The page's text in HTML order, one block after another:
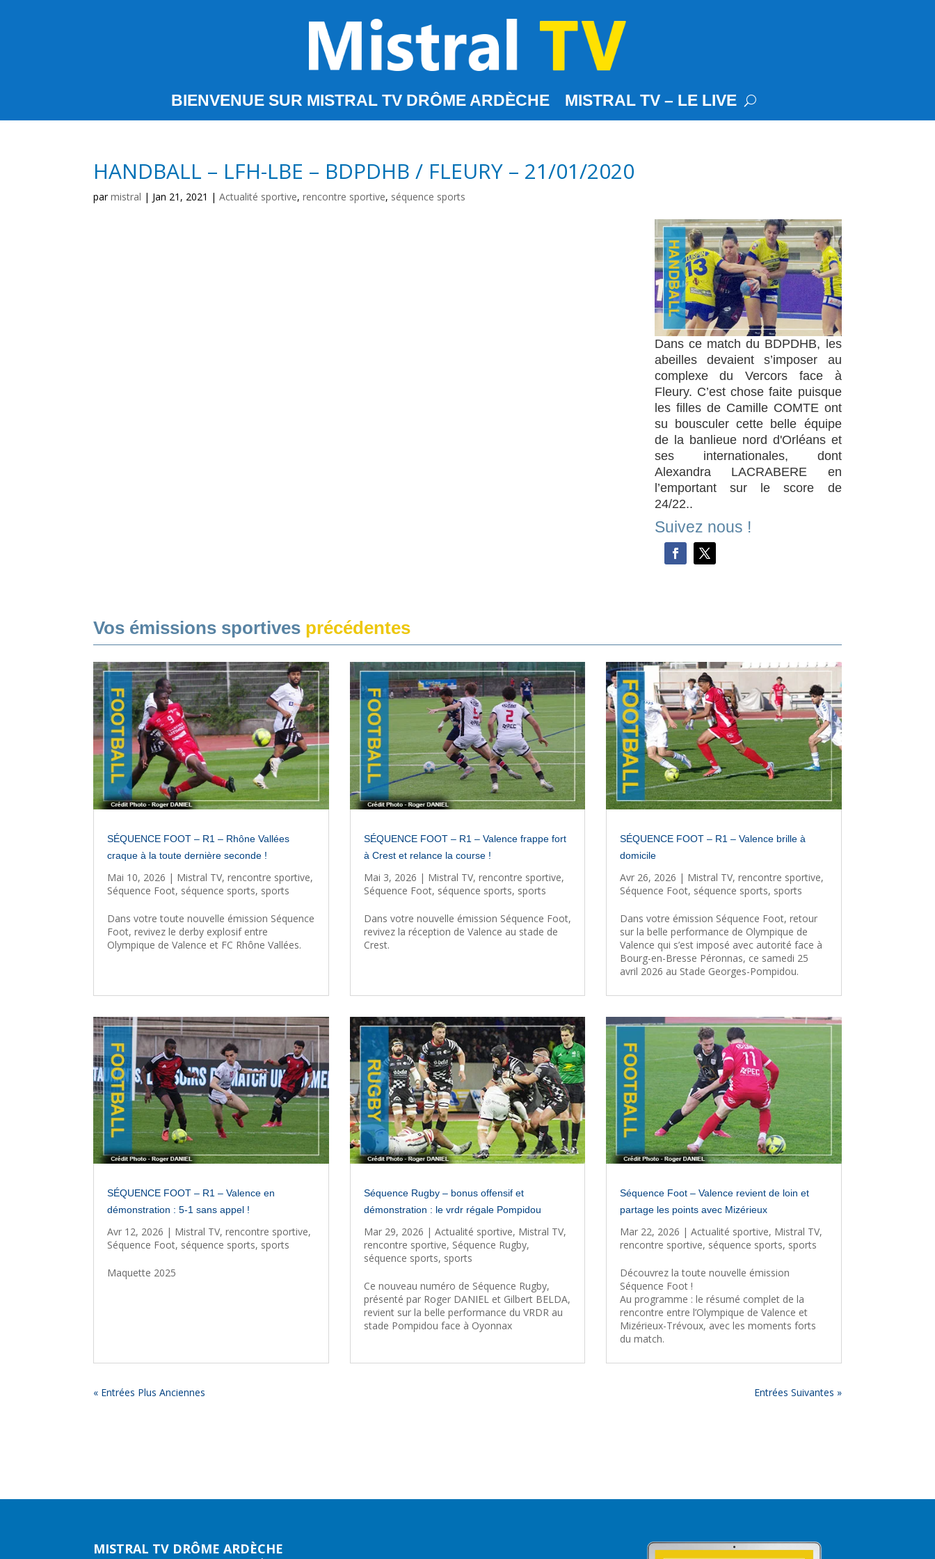
BIENVENUE SUR MISTRAL TV DRÔME ARDÈCHE MISTRAL TV – LE LIVE
HANDBALL – LFH-LBE – BDPDHB / FLEURY – 21/01/2020
parmistral | Jan 21, 2021 |Actualité sportive,rencontre sportive, séquence sports
Dans ce match du BDPDHB, les
abeilles devaient s’imposer au
complexe du Vercors face à
Fleury. C’est chose faite puisque
les filles de Camille COMTE ont
su bousculer cette belle équipe
de la banlieue nord d'Orléans et
ses internationales, dont
Alexandra LACRABERE en
l’emportant sur le score de
24/22..
Suivez nous !
Vos émissions sportives précédentes
SÉQUENCE FOOT – R1 – Rhône Vallées
craque à la toute dernière seconde !
Mai 10, 2026 | Mistral TV,rencontre sportive,
Séquence Foot, séquence sports, sports
Dans votre toute nouvelle émission Séquence
Foot, revivez le derby explosif entre
Olympique de Valence et FC Rhône Vallées.
SÉQUENCE FOOT – R1 – Valence frappe fort
à Crest et relance la course !
Mai 3, 2026 | Mistral TV, rencontre sportive,
Séquence Foot, séquence sports, sports
Dans votre nouvelle émission Séquence Foot,
revivez la réception de Valence au stade de
Crest.
SÉQUENCE FOOT – R1 – Valence brille à
domicile
Avr 26, 2026 | Mistral TV,rencontre sportive,
Séquence Foot, séquence sports, sports
Dans votre émission Séquence Foot, retour
sur la belle performance de Olympique de
Valence qui s’est imposé avec autorité face à
Bourg-en-Bresse Péronnas, ce samedi 25
avril 2026 au Stade Georges-Pompidou.
SÉQUENCE FOOT – R1 – Valence en
démonstration : 5-1 sans appel !
Avr 12, 2026 | Mistral TV,rencontre sportive,
Séquence Foot, séquence sports, sports
Maquette 2025
Séquence Rugby – bonus offensif et
démonstration : le vrdr régale Pompidou
Mar 29, 2026 | Actualité sportive, Mistral TV,
rencontre sportive, Séquence Rugby,
séquence sports, sports
Ce nouveau numéro de Séquence Rugby,
présenté par Roger DANIEL et Gilbert BELDA,
revient sur la belle performance du VRDR au
stade Pompidou face à Oyonnax
Séquence Foot – Valence revient de loin et
partage les points avec Mizérieux
Mar 22, 2026 |Actualité sportive, Mistral TV,
rencontre sportive, séquence sports, sports
Découvrez la toute nouvelle émission
Séquence Foot !
Au programme : le résumé complet de la
rencontre entre l’Olympique de Valence et
Mizérieux-Trévoux, avec les moments forts
du match.
« Entrées Plus Anciennes Entrées Suivantes »
MISTRAL TV DRÔME ARDÈCHE